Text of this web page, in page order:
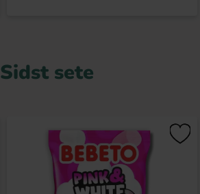
Sidst sete